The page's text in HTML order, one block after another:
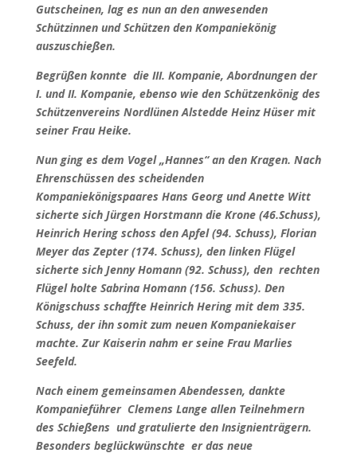
Gutscheinen, lag es nun an den anwesenden
Schützinnen und Schützen den Kompaniekönig
auszuschießen.
Begrüßen konnte die III. Kompanie, Abordnungen der
I. und II. Kompanie, ebenso wie den Schützenkönig des
Schützenvereins Nordlünen Alstedde Heinz Hüser mit
seiner Frau Heike.
Nun ging es dem Vogel „Hannes“ an den Kragen. Nach
Ehrenschüssen des scheidenden
Kompaniekönigspaares Hans Georg und Anette Witt
sicherte sich Jürgen Horstmann die Krone (46.Schuss),
Heinrich Hering schoss den Apfel (94. Schuss), Florian
Meyer das Zepter (174. Schuss), den linken Flügel
sicherte sich Jenny Homann (92. Schuss), den rechten
Flügel holte Sabrina Homann (156. Schuss). Den
Königschuss schaffte Heinrich Hering mit dem 335.
Schuss, der ihn somit zum neuen Kompaniekaiser
machte. Zur Kaiserin nahm er seine Frau Marlies
Seefeld.
Nach einem gemeinsamen Abendessen, dankte
Kompanieführer Clemens Lange allen Teilnehmern
des Schießens und gratulierte den Insignienträgern.
Besonders beglückwünschte er das neue